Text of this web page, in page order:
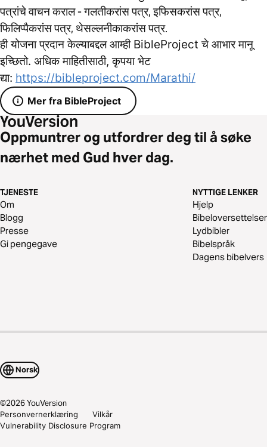
पत्रांचे वाचन कराल - गलतीकरांस पत्र, इफिसकरांस पत्र,
फिलिप्पैकरांस पत्र, थेसल्लनीकाकरांस पत्र.
ही योजना प्रदान केल्याबद्दल आम्ही BibleProject चे आभार मानू
इच्छितो. अधिक माहितीसाठी, कृपया भेट
द्या: https://bibleproject.com/Marathi/
Mer fra BibleProject
Oppmuntrer og utfordrer deg til å søke
nærhet med Gud hver dag.
TJENESTE
Om
Blogg
Presse
Gi pengegave
NYTTIGE LENKER
Hjelp
Bibeloversettelser
Lydbibler
Bibelspråk
Dagens bibelvers
Norsk
©2026YouVersion
Personvernerklæring
Vilkår
Vulnerability Disclosure Program